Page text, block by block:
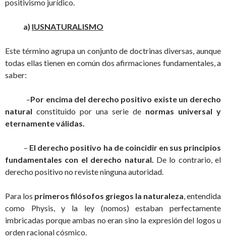
positivismo jurídico.
a) IUSNATURALISMO
Este término agrupa un conjunto de doctrinas diversas, aunque
todas ellas tienen en común dos afirmaciones fundamentales, a
saber:
–Por encima del derecho positivo existe un derecho
natural constituido por una serie de normas universal y
eternamente válidas.
– El derecho positivo ha de coincidir en sus principios
fundamentales con el derecho natural. De lo contrario, el
derecho positivo no reviste ninguna autoridad.
Para los primeros filósofos griegos la naturaleza, entendida
como Physis, y la ley (nomos) estaban perfectamente
imbricadas porque ambas no eran sino la expresión del logos u
orden racional cósmico.